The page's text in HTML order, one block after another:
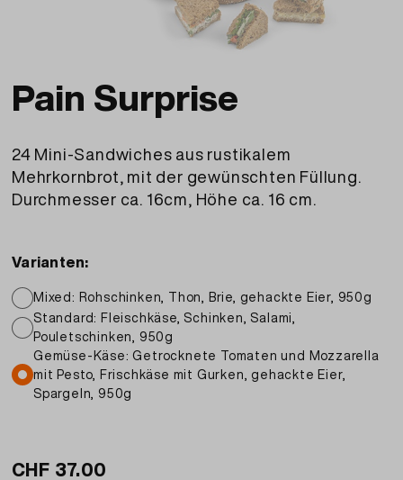
Pain Surprise
24 Mini-Sandwiches aus rustikalem
Mehrkornbrot, mit der gewünschten Füllung.
Durchmesser ca. 16cm, Höhe ca. 16 cm.
Varianten:
Mixed: Rohschinken, Thon, Brie, gehackte Eier, 950g
Standard: Fleischkäse, Schinken, Salami,
Pouletschinken, 950g
Gemüse-Käse: Getrocknete Tomaten und Mozzarella
mit Pesto, Frischkäse mit Gurken, gehackte Eier,
Spargeln, 950g
CHF 37.00